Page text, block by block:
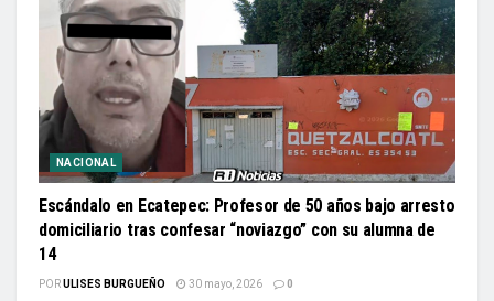
NACIONAL
Escándalo en Ecatepec: Profesor de 50 años bajo arresto
domiciliario tras confesar “noviazgo” con su alumna de
14
PORULISES BURGUEÑO 30 mayo, 2026 0